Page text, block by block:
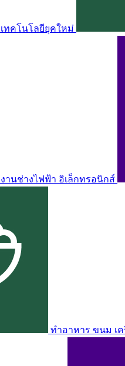
เทคโนโลยียุคใหม่
งานช่างไฟฟ้า อิเล็กทรอนิกส์
ทำอาหาร ขนม เ